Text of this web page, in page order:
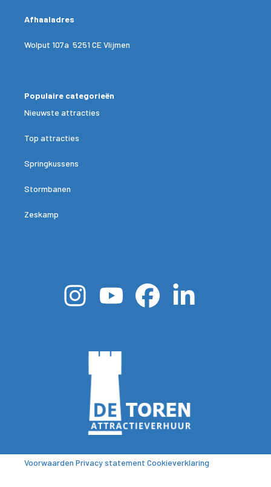
Afhaaladres
Wolput 107a 5251 CE Vlijmen
Populaire categorieën
Nieuwste attracties
Top attracties
Springkussens
Stormbanen
Zeskamp
Voorwaarden Privacy statement Cookieverklaring